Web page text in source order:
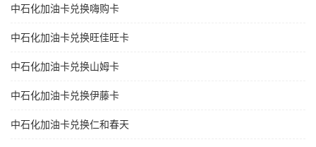
中石化加油卡兑换嗨购卡
中石化加油卡兑换旺佳旺卡
中石化加油卡兑换山姆卡
中石化加油卡兑换伊藤卡
中石化加油卡兑换仁和春天